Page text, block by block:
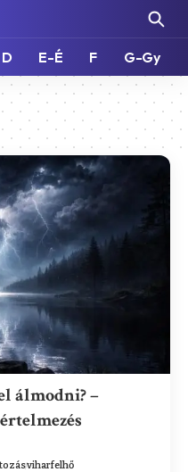
D E-É F G-Gy
álmodni? –
viharfelhő